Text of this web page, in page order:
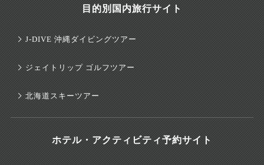
目的別国内旅行サイト
J-DIVE 沖縄ダイビングツアー
ジェイトリップ ゴルフツアー
北海道スキーツアー
ホテル・アクティビティ予約サイト